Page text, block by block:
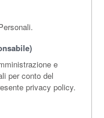
e
per conto del
privacy policy.